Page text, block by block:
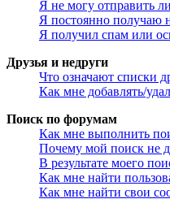
Я не могу отправить
Я постоянно получаю
Я получил спам или
Друзья и недруги
Что означают списки
Как мне добавлять/
Поиск по форумам
Как мне выполнить
Почему мой поиск не
В результате моего
Как мне найти
Как мне найти свои